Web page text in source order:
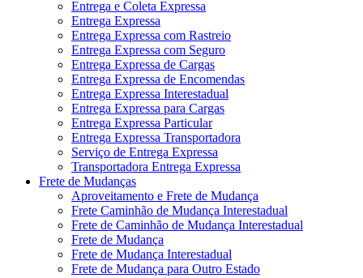
Entrega e Coleta Expressa
Entrega Expressa
Entrega Expressa com Rastreio
Entrega Expressa com Seguro
Entrega Expressa de Cargas
Entrega Expressa de Encomendas
Entrega Expressa Interestadual
Entrega Expressa para Cargas
Entrega Expressa Particular
Entrega Expressa Transportadora
Serviço de Entrega Expressa
Transportadora Entrega Expressa
Frete de Mudanças
Aproveitamento e Frete de Mudança
Frete Caminhão de Mudança Interestadual
Frete de Caminhão de Mudança Interestadual
Frete de Mudança
Frete de Mudança Interestadual
Frete de Mudança para Outro Estado